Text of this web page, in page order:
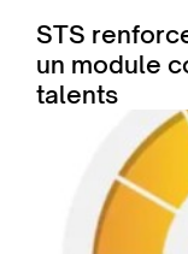
STS
un module
talents